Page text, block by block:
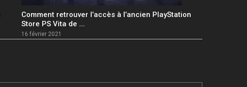
Comment retrouver l’accès à l’ancien PlayStation
Store PS Vita de ...
16 février 2021